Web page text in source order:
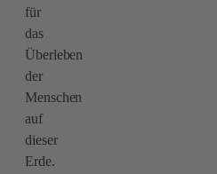
für
das
Überleben
der
Menschen
auf
dieser
Erde.